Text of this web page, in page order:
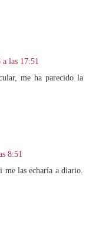
las 17:51
me ha parecido la
8:51
me las echaría a diario.